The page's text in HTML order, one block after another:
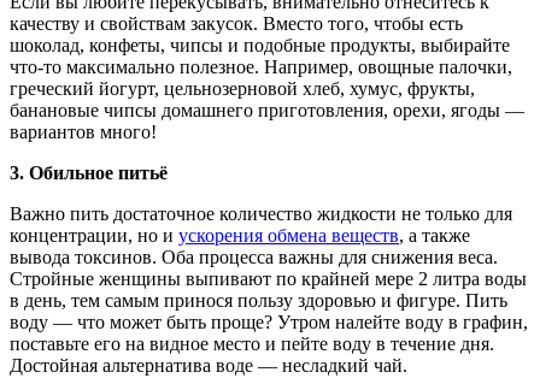
качеству и свойствам закусок. Вместо того, чтобы есть
шоколад, конфеты, чипсы и подобные продукты, выбирайте
что-то максимально полезное. Например, овощные палочки,
греческий йогурт, цельнозерновой хлеб, хумус, фрукты,
банановые чипсы домашнего приготовления, орехи, ягоды —
вариантов много!
3. Обильное питьё
Важно пить достаточное количество жидкости не только для
концентрации, но и ускорения обмена веществ, а также
вывода токсинов. Оба процесса важны для снижения веса.
Стройные женщины выпивают по крайней мере 2 литра воды
в день, тем самым принося пользу здоровью и фигуре. Пить
воду — что может быть проще? Утром налейте воду в графин,
поставьте его на видное место и пейте воду в течение дня.
Достойная альтернатива воде — несладкий чай.